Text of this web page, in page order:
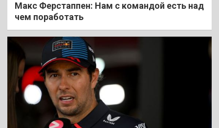
Макс Ферстаппен: Нам с командой есть над
чем поработать